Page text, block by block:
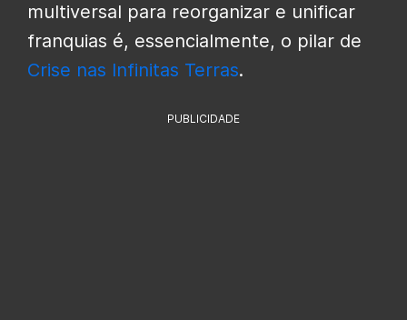
multiversal para reorganizar e unificar
franquias é, essencialmente, o pilar de
Crise nas Infinitas Terras.
PUBLICIDADE